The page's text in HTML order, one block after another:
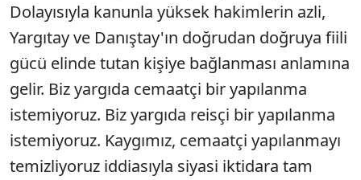
Dolayısıyla kanunla yüksek hakimlerin azli,
Yargıtay ve Danıştay'ın doğrudan doğruya fiili
gücü elinde tutan kişiye bağlanması anlamına
gelir. Biz yargıda cemaatçi bir yapılanma
istemiyoruz. Biz yargıda reisçi bir yapılanma
istemiyoruz. Kaygımız, cemaatçi yapılanmayı
temizliyoruz iddiasıyla siyasi iktidara tam